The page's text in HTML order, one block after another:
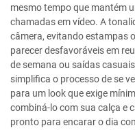
mesmo tempo que mantém
chamadas em vídeo. A
câmera, evitando estampas
parecer desfavoráveis em
de semana ou saídas
simplifica o processo de se
para um look que exige
combiná-lo com sua calça e
pronto para encarar o dia